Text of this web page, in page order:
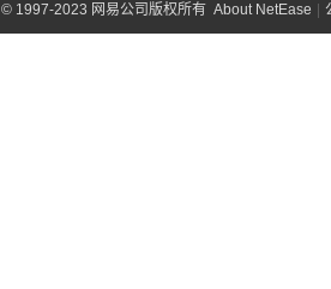
©1997-2023 网易公司版权所有 About NetEase